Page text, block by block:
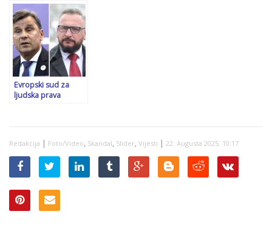
Thompsona, a u RS-
u najavljuju nastup
negatora genocida
u Srebrenici i to 11.
jula
Evropski sud za
ljudska prava
Novalića i Fahrudina
Redakcija | Foto/Video, Skandal, Slider, Vijesti | 22. Augusta 2025. 10:17